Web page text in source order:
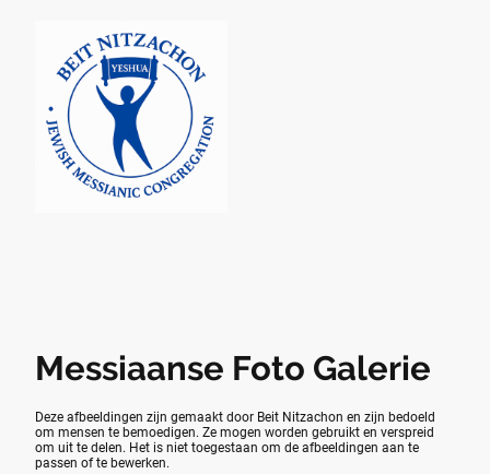
Messiaanse Foto Galerie
Deze afbeeldingen zijn gemaakt door Beit Nitzachon en zijn bedoeld
om mensen te bemoedigen. Ze mogen worden gebruikt en verspreid
om uit te delen. Het is niet toegestaan om de afbeeldingen aan te
passen of te bewerken.